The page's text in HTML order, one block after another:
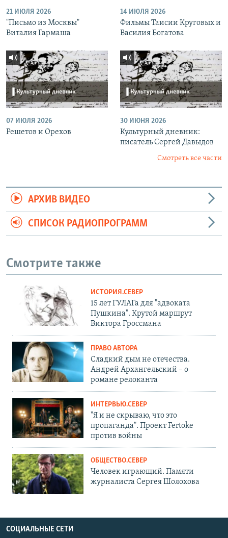
21 ИЮЛЯ 2026
"Письмо из Москвы"
Виталия Гармаша
14 ИЮЛЯ 2026
Фильмы Таисии Круговых и
Василия Богатова
07 ИЮЛЯ 2026
Решетов и Орехов
30 ИЮНЯ 2026
Культурный дневник:
писатель Сергей Давыдов
Смотреть все части
АРХИВ ВИДЕО
СПИСОК РАДИОПРОГРАММ
Смотрите также
ИСТОРИЯ.СЕВЕР
15 лет ГУЛАГа для "адвоката
Пушкина". Крутой маршрут
Виктора Гроссмана
ПРАВО АВТОРА
Сладкий дым не отечества.
Андрей Архангельский – о
романе релоканта
ИНТЕРВЬЮ.СЕВЕР
"Я и не скрываю, что это
пропаганда". Проект Fertoke
против войны
ОБЩЕСТВО.СЕВЕР
Человек играющий. Памяти
журналиста Сергея Шолохова
СОЦИАЛЬНЫЕ СЕТИ